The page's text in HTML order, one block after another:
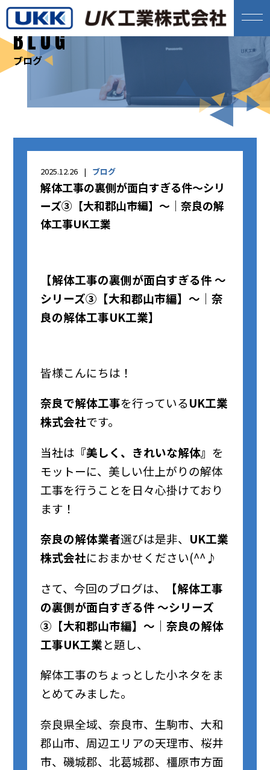
BLOG
ブログ
2025.12.26 ブログ
解体工事の裏側が面白すぎる件～シリ
ーズ③【大和郡山市編】～｜奈良の解
体工事UK工業
【解体工事の裏側が面白すぎる件 ～
シリーズ③【大和郡山市編】～｜奈
良の解体工事UK工業】
皆様こんにちは！
奈良で解体工事を行っているUK工業
株式会社です。
当社は 『美しく、きれいな解体』 を
モットーに、美しい仕上がりの解体
工事を行うことを日々心掛けており
ます！
奈良の解体業者選びは是非、 UK工業
株式会社におまかせください(^^♪
さて、今回のブログは、
【解体工事
の裏側が面白すぎる件 ～シリーズ
③【大和郡山市編】～｜奈良の解体
工事UK工業と題し、
解体工事のちょっとした小ネタをま
とめてみました。
奈良県全域、奈良市、生駒市、大和
郡山市、周辺エリアの天理市、桜井
市、磯城郡、北葛城郡、橿原市方面